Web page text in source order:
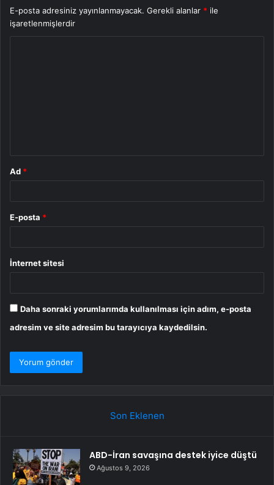
E-posta adresiniz yayınlanmayacak. Gerekli alanlar * ile
işaretlenmişlerdir
Ad *
E-posta *
İnternet sitesi
Daha sonraki yorumlarımda kullanılması için adım, e-posta
adresim ve site adresim bu tarayıcıya kaydedilsin.
Son Eklenen
ABD-İran savaşına destek iyice düştü
Ağustos 9, 2026